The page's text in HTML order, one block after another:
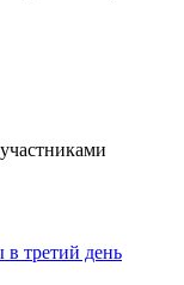
третий день